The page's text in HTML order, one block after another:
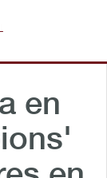
en